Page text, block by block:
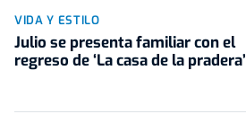
VIDA Y ESTILO
Julio se presenta familiar con el
regreso de ‘La casa de la pradera’